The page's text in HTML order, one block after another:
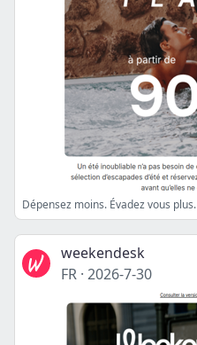
Dépensez moins. Évadez vous plus.
weekendesk
FR · 2026-7-30